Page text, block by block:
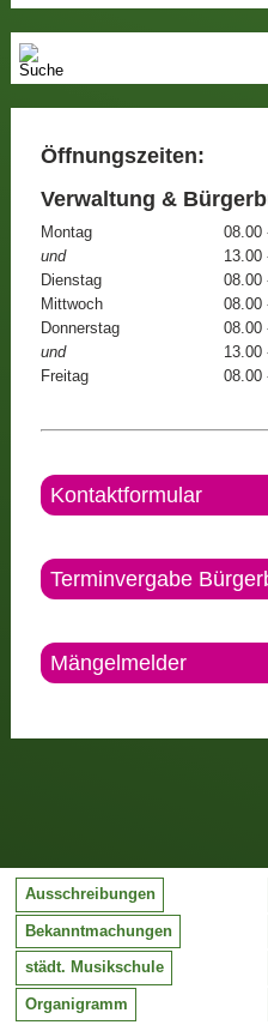
Öffnungszeiten:
Verwaltung &
Montag
08.00
und
13.00
Dienstag
08.00
Mittwoch
08.00
Donnerstag
08.00
und
13.00
Freitag
08.00
Kontaktformular
Terminvergabe
Mängelmelder
Ausschreibungen
Bekanntmachungen
städt. Musikschule
Organigramm